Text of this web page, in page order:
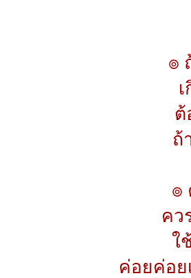
๏ ถ้
ต้
ถ้
๏
คว
ใ
ค่อยค่อย